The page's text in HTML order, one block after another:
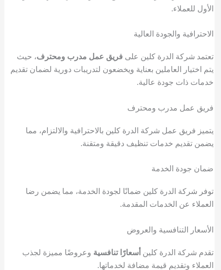
الأول للعملاء.
الاحترافية والجودة العالية
تعتمد شركة الدرة كلين على فريق عمل مدرب ومحترف، حيث
يتم اختيار العاملين بعناية ويخضعون لتدريبات دورية لضمان تقديم
خدمات ذات جودة عالية.
فريق عمل مدرب ومحترف
يتميز فريق عمل شركة الدرة كلين بالاحترافية والالتزام، مما
يضمن تقديم خدمات تنظيف دقيقة ومتقنة.
ضمان جودة الخدمة
توفر شركة الدرة كلين ضمانًا لجودة الخدمة، مما يضمن رضا
العملاء عن الخدمات المقدمة.
الأسعار التنافسية والعروض
تقدم شركة الدرة كلين أسعارًا تنافسية وعروضًا مميزة لجذب
العملاء وتقديم قيمة مضافة لخدماتها.